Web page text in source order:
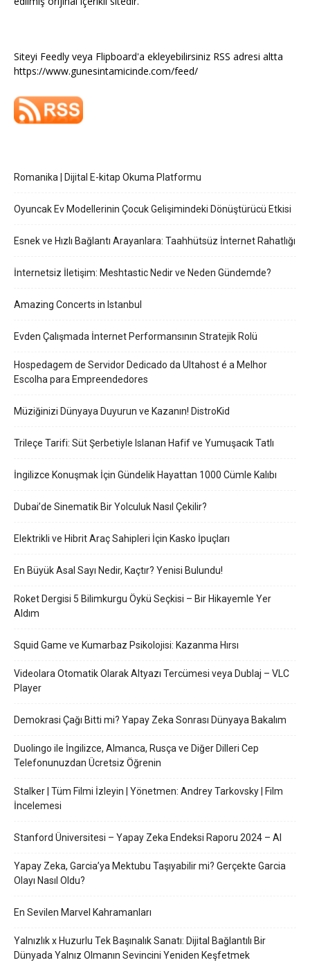
Siteyi Feedly veya Flipboard'a ekleyebilirsiniz RSS adresi altta
https://www.gunesintamicinde.com/feed/
Romanika | Dijital E-kitap Okuma Platformu
Oyuncak Ev Modellerinin Çocuk Gelişimindeki Dönüştürücü Etkisi
Esnek ve Hızlı Bağlantı Arayanlara: Taahhütsüz İnternet Rahatlığı
İnternetsiz İletişim: Meshtastic Nedir ve Neden Gündemde?
Amazing Concerts in Istanbul
Evden Çalışmada İnternet Performansının Stratejik Rolü
Hospedagem de Servidor Dedicado da Ultahost é a Melhor
Escolha para Empreendedores
Müziğinizi Dünyaya Duyurun ve Kazanın! DistroKid
Trileçe Tarifi: Süt Şerbetiyle Islanan Hafif ve Yumuşacık Tatlı
İngilizce Konuşmak İçin Gündelik Hayattan 1000 Cümle Kalıbı
Dubai’de Sinematik Bir Yolculuk Nasıl Çekilir?
Elektrikli ve Hibrit Araç Sahipleri İçin Kasko İpuçları
En Büyük Asal Sayı Nedir, Kaçtır? Yenisi Bulundu!
Roket Dergisi 5 Bilimkurgu Öykü Seçkisi – Bir Hikayemle Yer
Aldım
Squid Game ve Kumarbaz Psikolojisi: Kazanma Hırsı
Videolara Otomatik Olarak Altyazı Tercümesi veya Dublaj – VLC
Player
Demokrasi Çağı Bitti mi? Yapay Zeka Sonrası Dünyaya Bakalım
Duolingo ile İngilizce, Almanca, Rusça ve Diğer Dilleri Cep
Telefonunuzdan Ücretsiz Öğrenin
Stalker | Tüm Filmi İzleyin | Yönetmen: Andrey Tarkovsky | Film
İncelemesi
Stanford Üniversitesi – Yapay Zeka Endeksi Raporu 2024 – AI
Yapay Zeka, Garcia’ya Mektubu Taşıyabilir mi? Gerçekte Garcia
Olayı Nasıl Oldu?
En Sevilen Marvel Kahramanları
Yalnızlık x Huzurlu Tek Başınalık Sanatı: Dijital Bağlantılı Bir
Dünyada Yalnız Olmanın Sevincini Yeniden Keşfetmek